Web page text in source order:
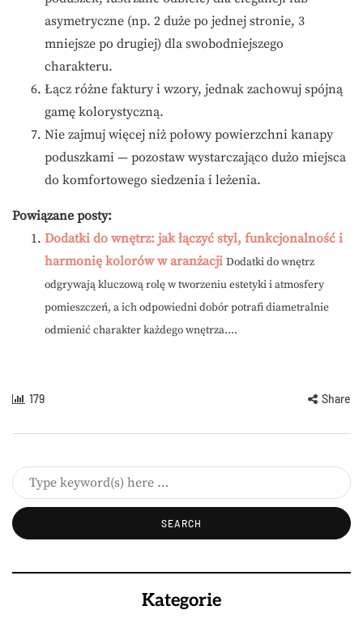
asymetryczne (np. 2 duże po jednej stronie, 3
mniejsze po drugiej) dla swobodniejszego
charakteru.
Łącz różne faktury i wzory, jednak zachowuj spójną
gamę kolorystyczną.
Nie zajmuj więcej niż połowy powierzchni kanapy
poduszkami — pozostaw wystarczająco dużo miejsca
do komfortowego siedzenia i leżenia.
Powiązane posty:
Dodatki do wnętrz: jak łączyć styl, funkcjonalność i
harmonię kolorów w aranżacji Dodatki do wnętrz
odgrywają kluczową rolę w tworzeniu estetyki i atmosfery
pomieszczeń, a ich odpowiedni dobór potrafi diametralnie
odmienić charakter każdego wnętrza....
179 Share
Kategorie